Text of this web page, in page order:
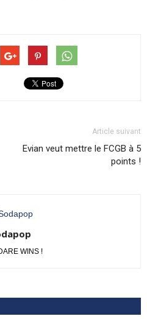
Article suivant
Evian veut mettre le FCGB à 5
points !
WINS !